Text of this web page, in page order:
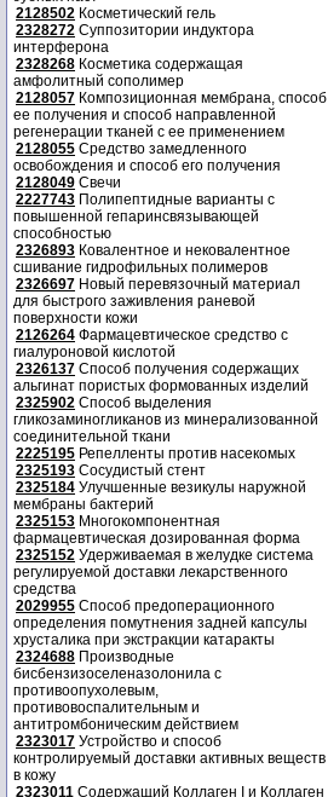
2128502 Косметический гель
2328272 Суппозитории индуктора
интерферона
2328268 Косметика содержащая
амфолитный сополимер
2128057 Композиционная мембрана, способ
ее получения и способ направленной
регенерации тканей с ее применением
2128055 Средство замедленного
освобождения и способ его получения
2128049 Свечи
2227743 Полипептидные варианты с
повышенной гепаринсвязывающей
способностью
2326893 Ковалентное и нековалентное
сшивание гидрофильных полимеров
2326697 Новый перевязочный материал
для быстрого заживления раневой
поверхности кожи
2126264 Фармацевтическое средство с
гиалуроновой кислотой
2326137 Способ получения содержащих
альгинат пористых формованных изделий
2325902 Способ выделения
гликозаминогликанов из минерализованной
соединительной ткани
2225195 Репелленты против насекомых
2325193 Сосудистый стент
2325184 Улучшенные везикулы наружной
мембраны бактерий
2325153 Многокомпонентная
фармацевтическая дозированная форма
2325152 Удерживаемая в желудке система
регулируемой доставки лекарственного
средства
2029955 Способ предоперационного
определения помутнения задней капсулы
хрусталика при экстракции катаракты
2324688 Производные
бисбензизоселеназолонила с
противоопухолевым,
противовоспалительным и
антитромбоническим действием
2323017 Устройство и способ
контролируемый доставки активных веществ
в кожу
2323011 Содержащий Коллаген I и Коллаген